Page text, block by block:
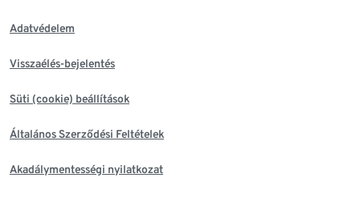
Adatvédelem
Visszaélés-bejelentés
Süti (cookie) beállítások
Általános Szerződési Feltételek
Akadálymentességi nyilatkozat